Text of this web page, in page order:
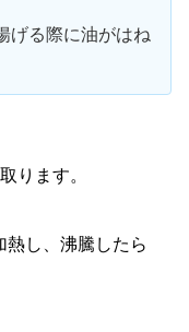
げる際に油がはね
ります。
熱し、沸騰したら